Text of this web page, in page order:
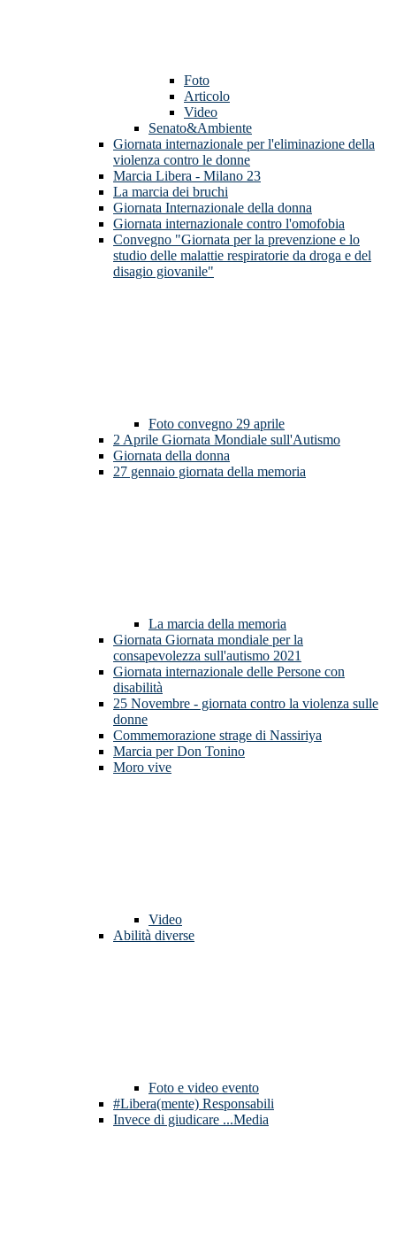
Foto
Articolo
Video
Senato&Ambiente
Giornata internazionale per l'eliminazione della
violenza contro le donne
Marcia Libera - Milano 23
La marcia dei bruchi
Giornata Internazionale della donna
Giornata internazionale contro l'omofobia
Convegno "Giornata per la prevenzione e lo
studio delle malattie respiratorie da droga e del
disagio giovanile"
Foto convegno 29 aprile
2 Aprile Giornata Mondiale sull'Autismo
Giornata della donna
27 gennaio giornata della memoria
La marcia della memoria
Giornata Giornata mondiale per la
consapevolezza sull'autismo 2021
Giornata internazionale delle Persone con
disabilità
25 Novembre - giornata contro la violenza sulle
donne
Commemorazione strage di Nassiriya
Marcia per Don Tonino
Moro vive
Video
Abilità diverse
Foto e video evento
#Libera(mente) Responsabili
Invece di giudicare ...Media